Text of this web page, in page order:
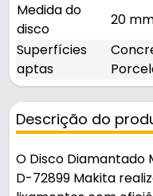
Medida do
disco
20
Superfícies
aptas
Descrição do
O Disco Diamantado
D-72899 Makita